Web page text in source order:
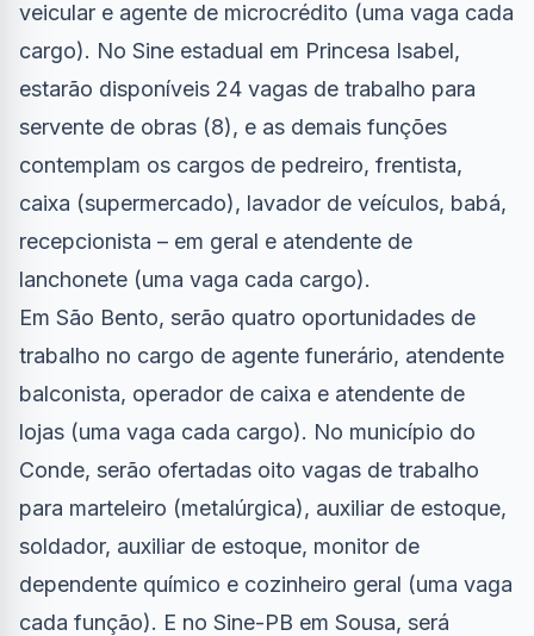
veicular e agente de microcrédito (uma vaga cada
cargo). No Sine estadual em Princesa Isabel,
estarão disponíveis 24 vagas de trabalho para
servente de obras (8), e as demais funções
contemplam os cargos de pedreiro, frentista,
caixa (supermercado), lavador de veículos, babá,
recepcionista – em geral e atendente de
lanchonete (uma vaga cada cargo).
Em São Bento, serão quatro oportunidades de
trabalho no cargo de agente funerário, atendente
balconista, operador de caixa e atendente de
lojas (uma vaga cada cargo). No município do
Conde, serão ofertadas oito vagas de trabalho
para marteleiro (metalúrgica), auxiliar de estoque,
soldador, auxiliar de estoque, monitor de
dependente químico e cozinheiro geral (uma vaga
cada função). E no Sine-PB em Sousa, será